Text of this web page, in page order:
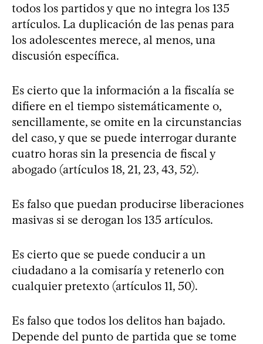
todos los partidos y que no integra los 135
artículos. La duplicación de las penas para
los adolescentes merece, al menos, una
discusión específica.
Es cierto que la información a la fiscalía se
difiere en el tiempo sistemáticamente o,
sencillamente, se omite en la circunstancias
del caso, y que se puede interrogar durante
cuatro horas sin la presencia de fiscal y
abogado (artículos 18, 21, 23, 43, 52).
Es falso que puedan producirse liberaciones
masivas si se derogan los 135 artículos.
Es cierto que se puede conducir a un
ciudadano a la comisaría y retenerlo con
cualquier pretexto (artículos 11, 50).
Es falso que todos los delitos han bajado.
Depende del punto de partida que se tome